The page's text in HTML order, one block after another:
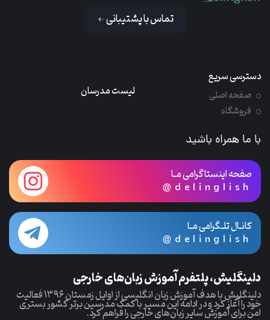
تماس با پشتیبانی
دسترسی سریع
صفحه اصلی
فروشگاه
لیست مدرسان
با ما همراه باشید
صفحه اینستاگرامی مـا
@delinglish
کانـال تلـگرامی مـا
@delinglish
دلینگلیش، پلتفرم آموزش زبان‌های خارجی
دلینگلیش با هدف آموزش زبان انگلیسی از اوایل زمستان ۱۳۹۶ فعالیت
خود را آغاز کرد و در ادامه این مسیر با کمک مدرسین برتر کشور بستری
امن برای آموزش سایر زبان‌های خارجی را فراهم کرد.